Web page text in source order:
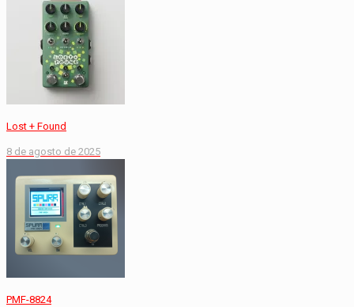
Lost + Found
8 de agosto de 2025
PMF-8824